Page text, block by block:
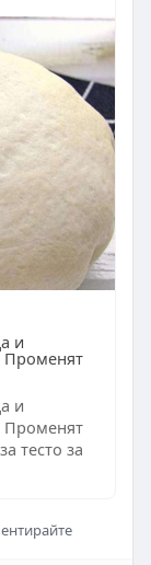
и
Променят
и
Променят
тесто за